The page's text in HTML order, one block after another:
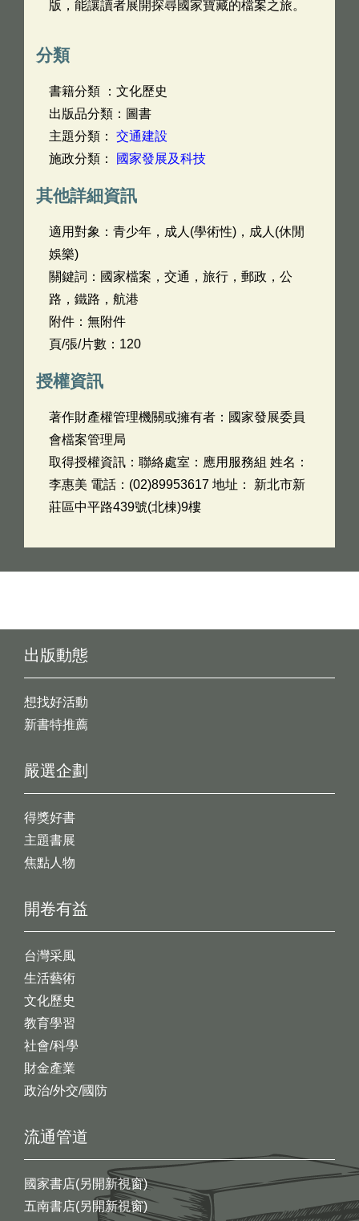
版，能讓讀者展開探尋國家寶藏的檔案之旅。
分類
書籍分類 ：文化歷史
出版品分類：圖書
主題分類： 交通建設
施政分類：
國家發展及科技
其他詳細資訊
適用對象：青少年，成人(學術性)，成人(休閒
娛樂)
關鍵詞：國家檔案，交通，旅行，郵政，公
路，鐵路，航港
附件：無附件
頁/張/片數：120
授權資訊
著作財產權管理機關或擁有者：國家發展委員
會檔案管理局
取得授權資訊：聯絡處室：應用服務組 姓名：
李惠美 電話：(02)89953617 地址： 新北市新
莊區中平路439號(北棟)9樓
出版動態
想找好活動
新書特推薦
開卷有益
台灣采風
生活藝術
文化歷史
教育學習
社會/科學
財金產業
政治/外交/國防
嚴選企劃
得獎好書
主題書展
焦點人物
流通管道
國家書店(另開新視窗)
五南書店(另開新視窗)